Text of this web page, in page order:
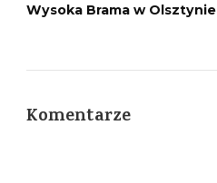
Wysoka Brama w Olsztynie
Komentarze